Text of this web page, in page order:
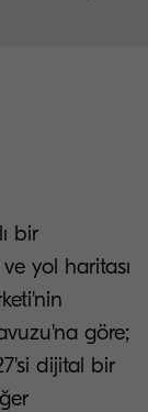
bir
yol haritası
göre;
dijital bir